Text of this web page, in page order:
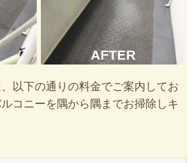
AFTER
以下の通りの料金でご案内してお
コニーを隅から隅までお掃除しキ